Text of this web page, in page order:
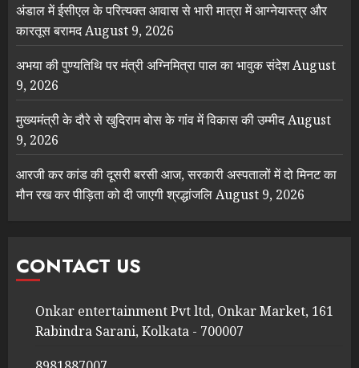
अंडाल में ईसीएल के परित्यक्त आवास से भारी मात्रा में आग्नेयास्त्र और
कारतूस बरामदAugust 9, 2026
अभया की पुण्यतिथि पर मंत्री अग्निमित्रा पाल का भावुक संदेशAugust
9, 2026
मुख्यमंत्री के दौरे से खुदिराम बोस के गांव में विकास की उम्मीदAugust
9, 2026
आरजी कर कांड की दूसरी बरसी आज, सरकारी अस्पतालों में दो मिनट का
मौन रख कर पीड़िता को दी जाएगी श्रद्धांजलिAugust 9, 2026
CONTACT US
Onkar entertainment Pvt ltd, Onkar Market, 161
Rabindra Sarani, Kolkata - 700007